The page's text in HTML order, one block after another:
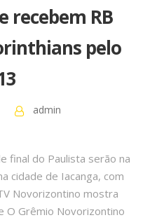
recebem RB
pelo
admin
final do Paulista serão na
cidade de Iacanga, com
Novorizontino mostra
O Grêmio Novorizontino